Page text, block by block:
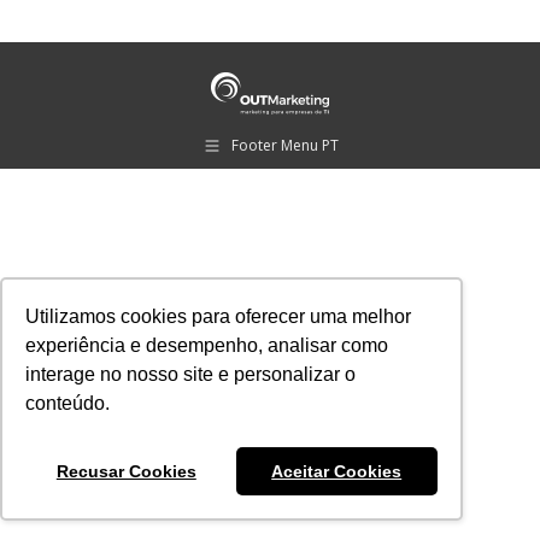
Utilizamos cookies para oferecer uma melhor
experiência e desempenho, analisar como
interage no nosso site e personalizar o
conteúdo.
Recusar Cookies Aceitar Cookies
Footer Menu PT